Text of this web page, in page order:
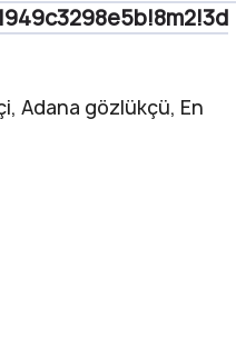
Adana gözlükçü, En